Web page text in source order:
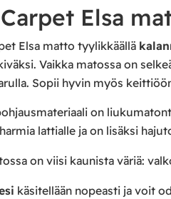
Elsa
Elsa matto tyylikkäällä
Vaikka matossa on
Sopii hyvin myös
on
lattialle ja on lisäksi
on viisi kaunista väriä:
käsitellään nopeasti ja voit